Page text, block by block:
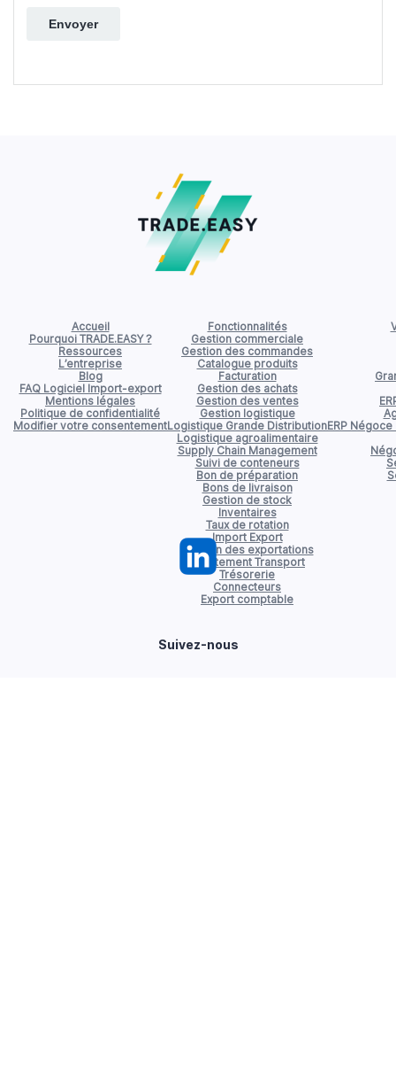
Accueil
Pourquoi TRADE.EASY ?
Ressources
L’entreprise
Blog
FAQ Logiciel Import-export
Mentions légales
Politique de confidentialité
Modifier votre consentement
Fonctionnalités
Gestion commerciale
Gestion des commandes
Catalogue produits
Facturation
Gestion des achats
Gestion des ventes
Gestion logistique
Logistique Grande Distribution
Logistique agroalimentaire
Supply Chain Management
Suivi de conteneurs
Bon de préparation
Bons de livraison
Gestion de stock
Inventaires
Taux de rotation
Import Export
Gestion des exportations
Affrètement Transport
Trésorerie
Connecteurs
Export comptable
ERP
Suivez-nous